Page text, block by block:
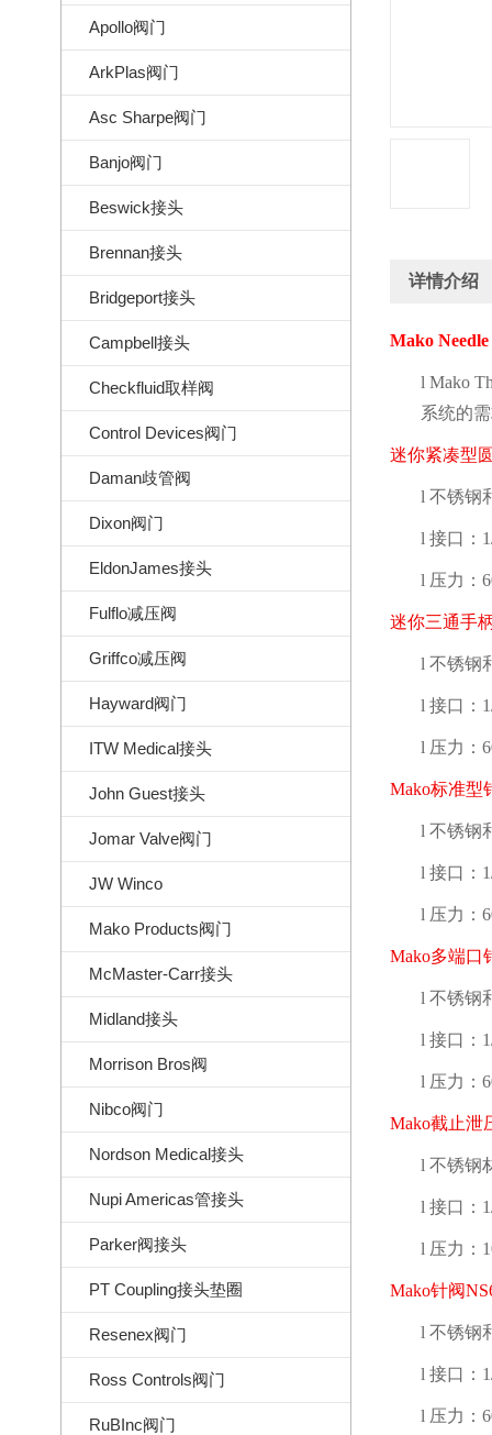
Apollo阀门
ArkPlas阀门
Asc Sharpe阀门
Banjo阀门
Beswick接头
Brennan接头
Bridgeport接头
Campbell接头
Checkfluid取样阀
Control Devices阀门
Daman歧管阀
Dixon阀门
EldonJames接头
Fulflo减压阀
Griffco减压阀
Hayward阀门
ITW Medical接头
John Guest接头
Jomar Valve阀门
JW Winco
Mako Products阀门
McMaster-Carr接头
Midland接头
Morrison Bros阀
Nibco阀门
Nordson Medical接头
Nupi Americas管接头
Parker阀接头
PT Coupling接头垫圈
Resenex阀门
Ross Controls阀门
RuBInc阀门
详情介绍
Mako
l Mako
系统的
迷你紧凑型
l 不锈钢
l 接口：
l 压力：
迷你三通手
l 不锈钢
l 接口：
l 压力：
Mako标准型
l 不锈钢
l 接口：
l 压力：
Mako多端口
l 不锈钢
l 接口：
l 压力：
Mako截止泄
l 不锈钢
l 接口：
l 压力：
Mako针阀
l 不锈钢
l 接口：
l 压力：